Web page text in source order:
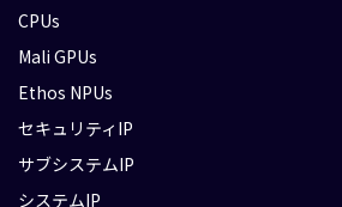
CPUs
Mali GPUs
Ethos NPUs
セキュリティIP
サブシステムIP
システムIP